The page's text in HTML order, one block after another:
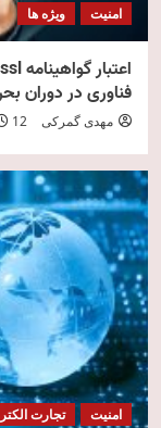
امنیت ویژه ها
فناوری در دوران
مهدی گمرکی 12 اردیبهشت 1405
امنیت تجارت